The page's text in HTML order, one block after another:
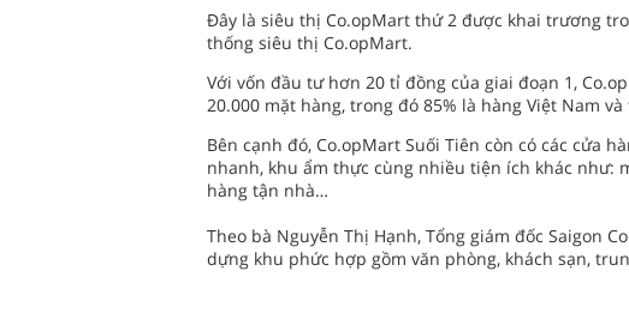
Đây là siêu thị Co.opMart thứ 2 được khai trương
thống siêu thị Co.opMart.
Với vốn đầu tư hơn 20 tỉ đồng của giai đoạn 1,
20.000 mặt hàng, trong đó 85% là hàng Việt Nam
Bên cạnh đó, Co.opMart Suối Tiên còn có các cửa
nhanh, khu ẩm thực cùng nhiều tiện ích khác như:
hàng tận nhà…
Theo bà Nguyễn Thị Hạnh, Tổng giám đốc Saigon
dựng khu phức hợp gồm văn phòng, khách sạn,